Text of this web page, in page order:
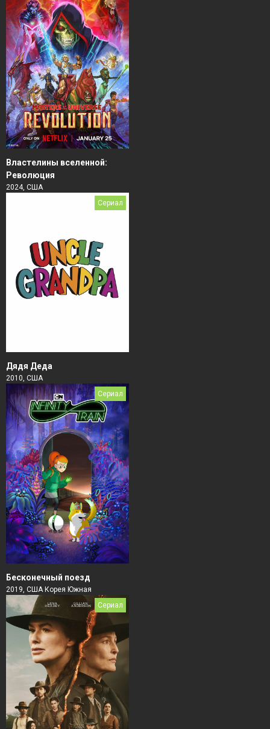
Властелины вселенной:
Революция
2024, США
Сериал
Дядя Деда
2010, США
Сериал
Бесконечный поезд
2019, США Корея Южная
Сериал